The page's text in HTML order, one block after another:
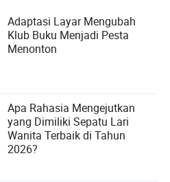
Adaptasi Layar Mengubah
Klub Buku Menjadi Pesta
Menonton
Apa Rahasia Mengejutkan
yang Dimiliki Sepatu Lari
Wanita Terbaik di Tahun
2026?